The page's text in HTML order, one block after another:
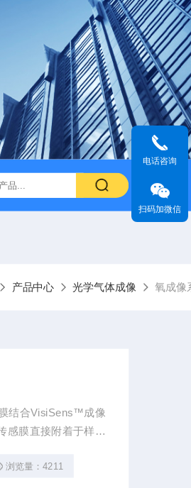
产品中心 光学气体成像 氧成像
结合VisiSens™成像
感膜直接附着于样本
设备，以非接触方
浏览量：4211
电话咨询
扫码加微信